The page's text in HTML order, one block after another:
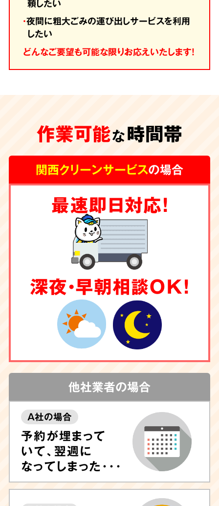
頼したい
・夜間に粗大ごみの運び出しサービスを利用
したい
どんなご要望も可能な限りお応えいたします！
作業可能な時間帯
関西クリーンサービスの場合
最速即日対応！
深夜・早朝相談OK！
他社業者の場合
A社の場合
予約が埋まって
いて、翌週に
なってしまった･･･